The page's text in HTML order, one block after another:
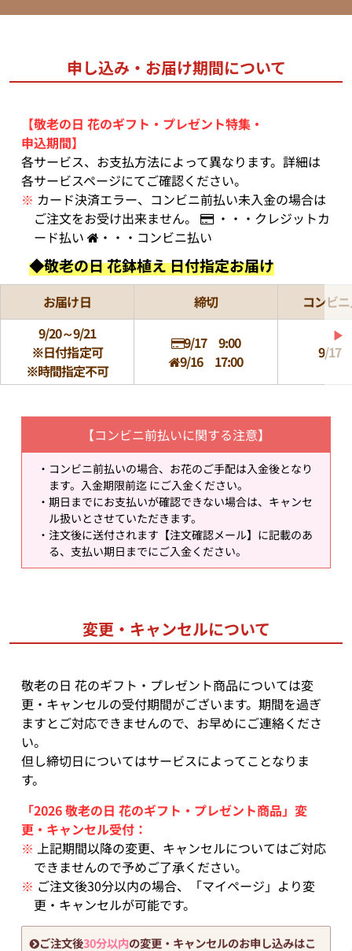
申し込み・お届け期間について
【敬老の日 花のギフト・プレゼント特集・
申込期間】
各サービス、お支払方法によって異なります。詳細は
各サービスページにてご確認ください。
※ カード決済エラー、コンビニ前払い未入金の場合は
ご注文をお受け出来ません。
・・・クレジットカ
ード払い
・・・コンビニ払い
◆敬老の日 花鉢植え 日付指定お届け
お届け日 締切
コンビ
9/20～9/21
※日付指定可
※時間指定不可
9/17 9:00
9/16 17:00
9/17
▶
【コンビニ前払いに関する注意】
コンビニ前払いの場合、お花のご手配は入金後となり
ます。入金期限前迄 にご入金ください。
期日までにお支払いが確認できない場合は、キャンセ
ル扱いとさせていただきます。
注文後に送付されます【注文確認メール】に記載のあ
る、支払い期日までにご入金ください。
変更・キャンセルについて
敬老の日 花のギフト・プレゼント商品については変
更・キャンセルの受付期間がございます。期間を過ぎ
ますとご対応できませんので、お早めにご連絡くださ
い。
但し締切日についてはサービスによってことなりま
す。
「2026 敬老の日 花のギフト・プレゼント商品」変
更・キャンセル受付：
※ 上記期間以降の変更、キャンセルについてはご対応
できませんので予めご了承ください。
※ ご注文後30分以内の場合、「マイページ」より変
更・キャンセルが可能です。
ご注文後30分以内の変更・キャンセルのお申し込みはこ